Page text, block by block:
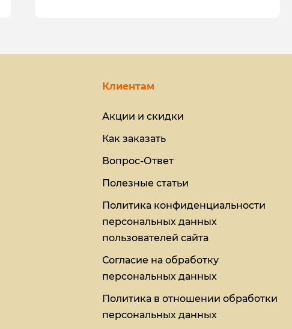
Клиентам
Акции и скидки
Как заказать
Вопрос-Ответ
Полезные статьи
Политика конфиденциальности
персональных данных
пользователей сайта
Согласие на обработку
персональных данных
Политика в отношении обработки
персональных данных